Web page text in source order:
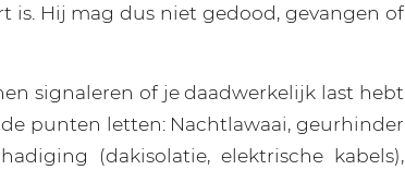
is. Hij mag dus niet gedood, gevangen of
signaleren of je daadwerkelijk last hebt
punten letten: Nachtlawaai, geurhinder
(dakisolatie, elektrische kabels),